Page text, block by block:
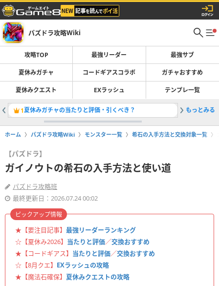
パズドラ攻略Wiki
攻略TOP 最強リーダー 最強サブ
夏休みガチャ コードギアスコラボ ガチャおすすめ
夏休みクエスト EXラッシュ テンプレ一覧
1夏休みガチャの当たりと評価・引くべき？ 2最強リ
もっとみる
ホーム パズドラ攻略Wiki モンスター一覧 希石の入手方法と交換対象一覧
【パズドラ】
ガイノウトの希石の入手方法と使い道
パズドラ攻略班
最終更新日：2026.07.24 00:02
★【要注目記事】 最強リーダーランキング
☆【夏休み2026】 当たりと評価／交換おすすめ
★【コードギアス】 当たりと評価／交換おすすめ
☆【8月クエ】 EXラッシュの攻略
★【魔法石確保】 夏休みクエストの攻略
ピックアップ情報